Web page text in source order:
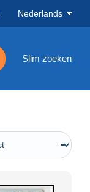
Nederlands
Slim zoeken